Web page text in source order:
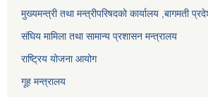
मुख्यमन्त्री तथा मन्त्रीपरिषदको कार्यालय ,बागमती
संघिय मामिला तथा सामान्य प्रशासन मन्त्रालय
राष्ट्रिय योजना आयोग
गूह मन्त्रालय